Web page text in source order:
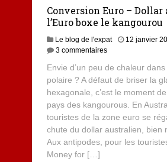
Conversion Euro –
l’Euro boxe le kangourou
Le blog de l'expat 12 janvier
3 commentaires
Envie d’un peu de chaleur
polaire ? A défaut de briser la
hexagonale, c’est le moment
pays des kangourous. En
touristes de la zone euro se
chute du dollar australien, bien
Aux antipodes, pour les
Money for […]